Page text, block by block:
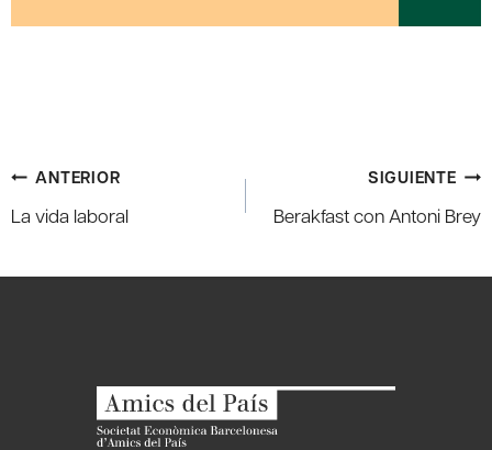
Navegación
de
ANTERIOR
La vida laboral
SIGUIENTE
Berakfast con Antoni Brey